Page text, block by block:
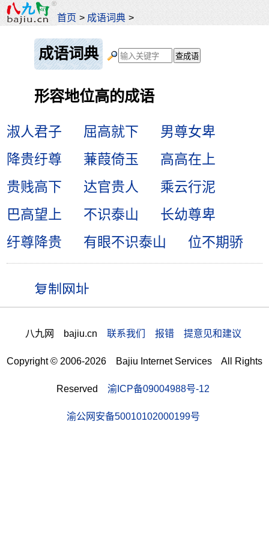
首页 > 成语词典 >
成语词典
形容地位高的成语
淑人君子 屈高就下
男尊女卑
降贵纡尊
蒹葭倚玉
高高在上
贵贱高下
达官贵人
乘云行泥
巴高望上
不识泰山
长幼尊卑
纡尊降贵
有眼不识泰山 位不期骄
八九网 bajiu.cn 联系我们 报错 提意见和建议
Copyright © 2006-2026 Bajiu Internet Services All Rights
Reserved 渝ICP备09004988号-12
渝公网安备50010102000199号